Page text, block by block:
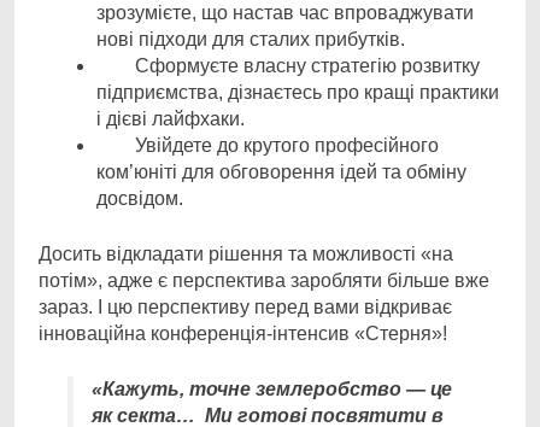
зрозумієте, що настав час впроваджувати
нові підходи для сталих прибутків.
Сформуєте власну стратегію розвитку
підприємства, дізнаєтесь про кращі практики
і дієві лайфхаки.
Увійдете до крутого професійного
ком’юніті для обговорення ідей та обміну
досвідом.
Досить відкладати рішення та можливості «на
потім», адже є перспектива заробляти більше вже
зараз. І цю перспективу перед вами відкриває
інноваційна конференція-інтенсив «Стерня»!
«Кажуть, точне землеробство — це
як секта… Ми готові посвятити в